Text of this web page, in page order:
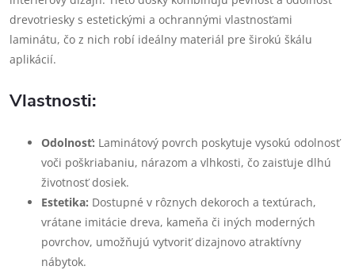
drevotriesky s estetickými a ochrannými vlastnosťami
laminátu, čo z nich robí ideálny materiál pre širokú škálu
aplikácií.
Vlastnosti:
Odolnosť: Laminátový povrch poskytuje vysokú odolnosť
voči poškriabaniu, nárazom a vlhkosti, čo zaisťuje dlhú
životnosť dosiek.
Estetika: Dostupné v rôznych dekoroch a textúrach,
vrátane imitácie dreva, kameňa či iných moderných
povrchov, umožňujú vytvoriť dizajnovo atraktívny
nábytok.